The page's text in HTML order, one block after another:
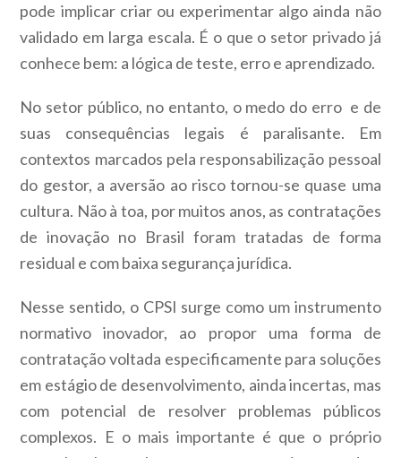
pode implicar criar ou experimentar algo ainda não
validado em larga escala. É o que o setor privado já
conhece bem: a lógica de teste, erro e aprendizado.
No setor público, no entanto, o medo do erro e de
suas consequências legais é paralisante. Em
contextos marcados pela responsabilização pessoal
do gestor, a aversão ao risco tornou-se quase uma
cultura. Não à toa, por muitos anos, as contratações
de inovação no Brasil foram tratadas de forma
residual e com baixa segurança jurídica.
Nesse sentido, o CPSI surge como um instrumento
normativo inovador, ao propor uma forma de
contratação voltada especificamente para soluções
em estágio de desenvolvimento, ainda incertas, mas
com potencial de resolver problemas públicos
complexos. E o mais importante é que o próprio